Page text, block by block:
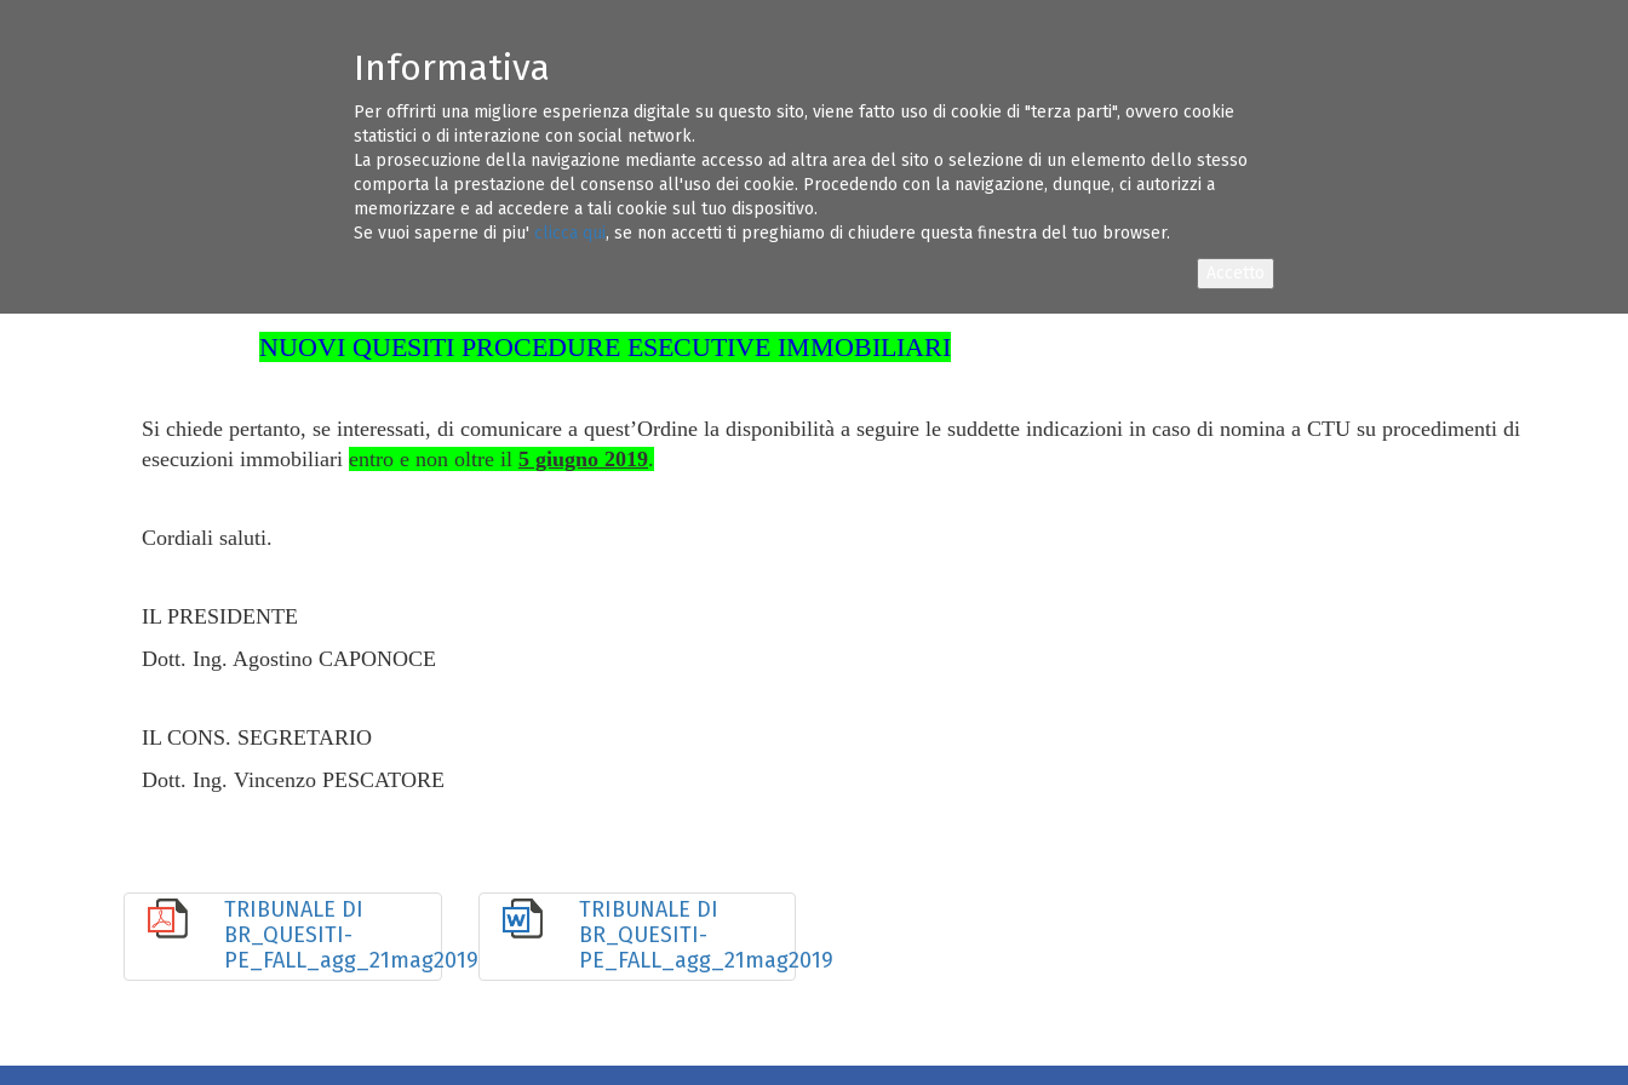
Informativa
Per offrirti una migliore esperienza digitale su questo sito, viene fatto uso di cookie di "terza parti", ovvero cookie
statistici o di interazione con social network.
La prosecuzione della navigazione mediante accesso ad altra area del sito o selezione di un elemento dello stesso
comporta la prestazione del consenso all'uso dei cookie. Procedendo con la navigazione, dunque, ci autorizzi a
memorizzare e ad accedere a tali cookie sul tuo dispositivo.
Se vuoi saperne di piu' clicca qui, se non accetti ti preghiamo di chiudere questa finestra del tuo browser.
CONSIGLIO DIRETTIVO ORDINE INGEGNERI BRINDISI INFORMAZIONI UTILI SOSPENSIONI REGOLAMENTI AMMINISTRAZIONE TRASPARENTE ALBO INGEGNERI
Gentili Colleghi,
NUOVI QUESITI PROCEDURE ESECUTIVE IMMOBILIARI
Si chiede pertanto, se interessati, di comunicare a quest’Ordine la disponibilità a seguire le suddette indicazioni in caso di nomina a CTU su procedimenti di
esecuzioni immobiliari entro e non oltre il 5 giugno 2019.
Cordiali saluti.
IL PRESIDENTE
Dott. Ing. Agostino CAPONOCE
IL CONS. SEGRETARIO
Dott. Ing. Vincenzo PESCATORE
TRIBUNALE DI
BR_QUESITI-
PE_FALL_agg_21mag2019
TRIBUNALE DI
BR_QUESITI-
PE_FALL_agg_21mag2019